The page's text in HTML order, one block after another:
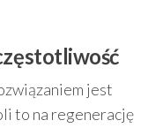
jest
to na regenerację